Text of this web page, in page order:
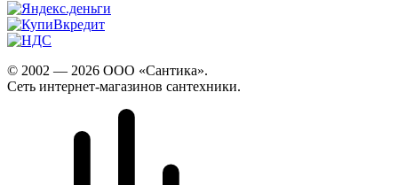
© 2002 — 2026 ООО «Сантика».
Сеть интернет-магазинов сантехники.